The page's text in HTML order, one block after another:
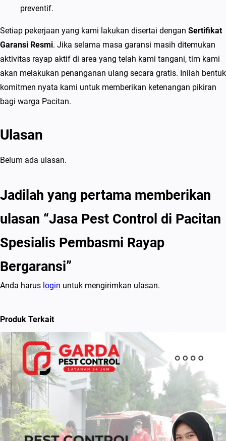
preventif.
Setiap pekerjaan yang kami lakukan disertai dengan Sertifikat
Garansi Resmi. Jika selama masa garansi masih ditemukan
aktivitas rayap aktif di area yang telah kami tangani, tim kami
akan melakukan penanganan ulang secara gratis. Inilah bentuk
komitmen nyata kami untuk memberikan ketenangan pikiran
bagi warga Pacitan.
Ulasan
Belum ada ulasan.
Jadilah yang pertama memberikan
ulasan “Jasa Pest Control di Pacitan
Spesialis Pembasmi Rayap
Bergaransi”
Anda harus login untuk mengirimkan ulasan.
Produk Terkait